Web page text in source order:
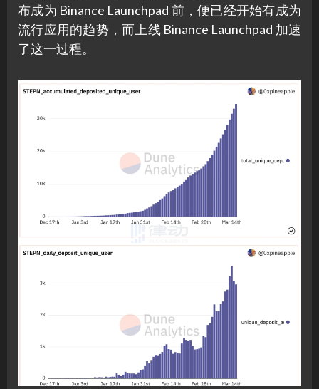
布成为 Binance Launchpad 前，便已经开始有成为
流行应用的趋势，而上线 Binance Launchpad 加速
了这一过程。